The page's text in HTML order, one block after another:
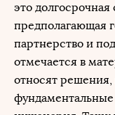
это
предполагающая
партнерство и
отмечается в
относят решения,